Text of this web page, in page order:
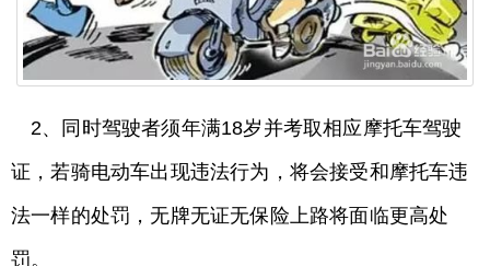
2、同时驾驶者须年满18岁并考取相应摩托车驾驶
证，若骑电动车出现违法行为，将会接受和摩托车违
法一样的处罚，无牌无证无保险上路将面临更高处
罚。